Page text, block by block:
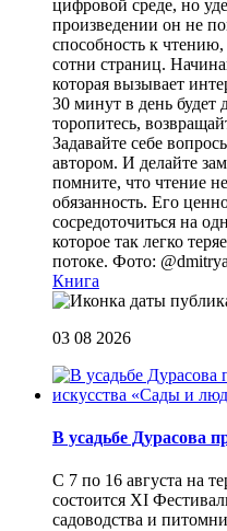
цифровой среде, но
произведении он не
способность к чтению,
сотни страниц.
которая вызывает
30 минут в день будет
торопитесь,
Задавайте себе
автором. И делайте
помните, что чтение
обязанность. Его
сосредоточиться на
которое так легко
потоке. Фото:
Книга
03 08 2026
В усадьбе Дурасова
С 7 по 16 августа на
состоится XI
садоводства и